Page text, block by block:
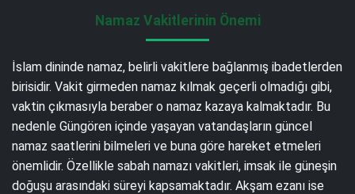
Namaz Vakitlerinin Önemi
İslam dininde namaz, belirli vakitlere bağlanmış ibadetlerden
birisidir. Vakit girmeden namaz kılmak geçerli olmadığı gibi,
vaktin çıkmasıyla beraber o namaz kazaya kalmaktadır. Bu
nedenle Güngören içinde yaşayan vatandaşların güncel
namaz saatlerini bilmeleri ve buna göre hareket etmeleri
önemlidir. Özellikle sabah namazı vakitleri, imsak ile güneşin
doğuşu arasındaki süreyi kapsamaktadır. Akşam ezanı ise